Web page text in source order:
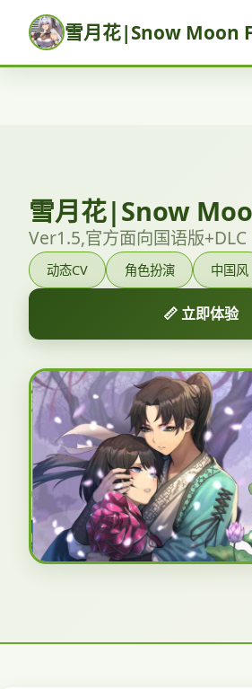
雪月花|Snow Moon
雪月花|Snow
Ver1.5,官方面向国语版+DLC
动态CV 角色扮演 中国风
📏 立即体验